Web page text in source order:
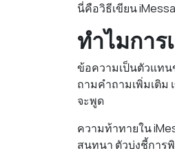
นี่คือวิธีเขียน
ทำไมกา
ข้อความเป็นตัวแท
ถามคำถามเพิ่มเติม
จะพูด
ความท้าทายใน
สนทนา ตัวบ่งชี้การ